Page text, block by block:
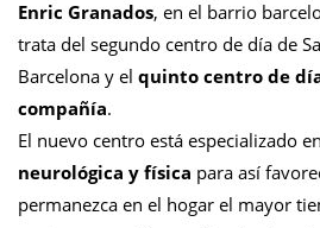
Enric Granados, en el barrio
trata del segundo centro de día de
Barcelona y el quinto centro de
compañía.
El nuevo centro está especializado en
neurológica y física para así
permanezca en el hogar el mayor